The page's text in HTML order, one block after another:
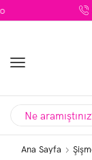
Sipariş
Ana Sayfa